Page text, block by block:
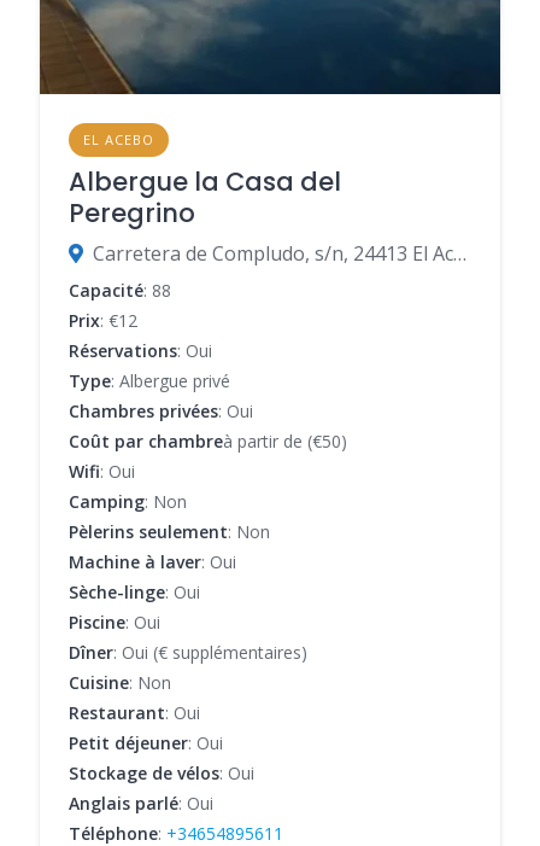
EL ACEBO
Albergue la Casa del
Peregrino
Carretera de Compludo, s/n, 24413 El Acebo de San Miguel, Espagne
Capacité: 88
Prix: €12
Réservations: Oui
Type: Albergue privé
Chambres privées: Oui
Coût par chambreà partir de (€50)
Wifi: Oui
Camping: Non
Pèlerins seulement: Non
Machine à laver: Oui
Sèche-linge: Oui
Piscine: Oui
Dîner: Oui (€ supplémentaires)
Cuisine: Non
Restaurant: Oui
Petit déjeuner: Oui
Stockage de vélos: Oui
Anglais parlé: Oui
Téléphone: +34654895611